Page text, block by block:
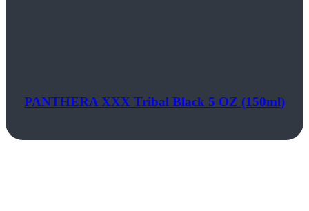
PANTHERA XXX Tribal Black 5 OZ (150ml)